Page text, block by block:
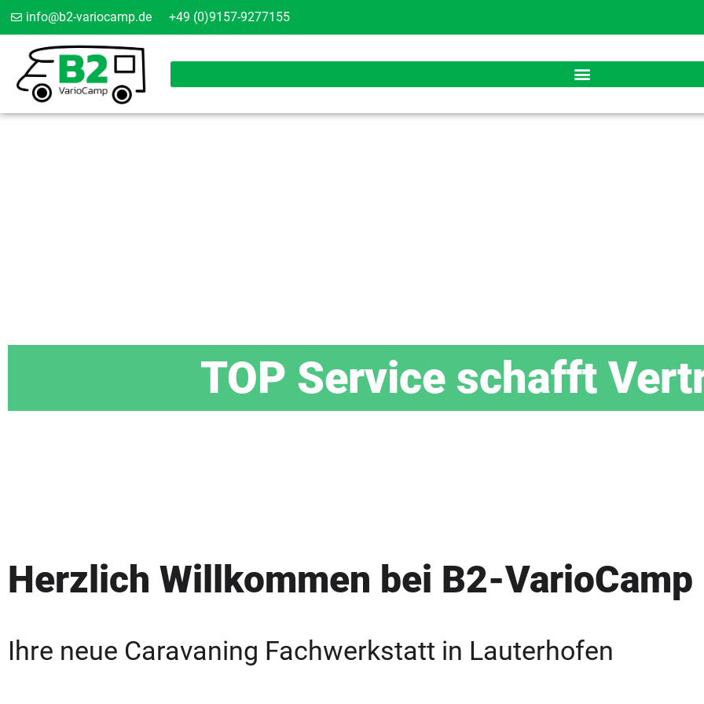
info@b2-variocamp.de +49 (0)9157-9277155
TOP Service schafft
Herzlich Willkommen bei B2-VarioCamp
Ihre neue Caravaning Fachwerkstatt in Lauterhofen